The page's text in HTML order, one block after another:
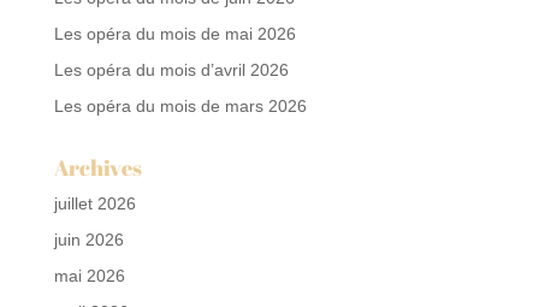
Les opéra du mois de mai 2026
Les opéra du mois d’avril 2026
Les opéra du mois de mars 2026
Archives
juillet 2026
juin 2026
mai 2026